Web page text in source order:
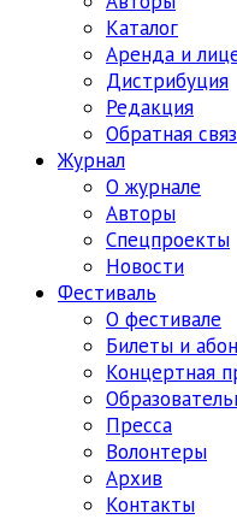
Каталог
Аренда и
Дистрибуция
Редакция
Обратная
Журнал
О журнале
Авторы
Спецпроекты
Новости
Фестиваль
О фестивале
Билеты и
Концертная
Пресса
Волонтеры
Архив
Контакты